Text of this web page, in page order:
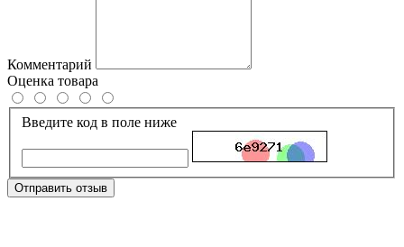
Комментарий
Оценка товара
Введите код в поле ниже
Отправить отзыв